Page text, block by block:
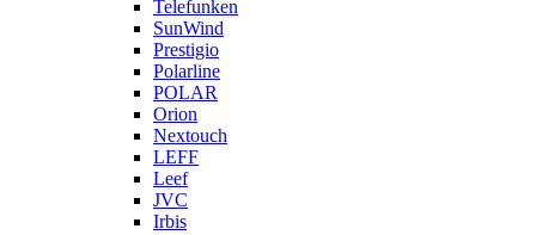
Telefunken
SunWind
Prestigio
Polarline
POLAR
Orion
Nextouch
LEFF
Leef
JVC
Irbis